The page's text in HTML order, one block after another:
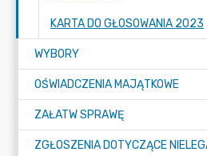
KARTA DO GŁOSOWANIA 2023
WYBORY
OŚWIADCZENIA MAJĄTKOWE
ZAŁATW SPRAWĘ